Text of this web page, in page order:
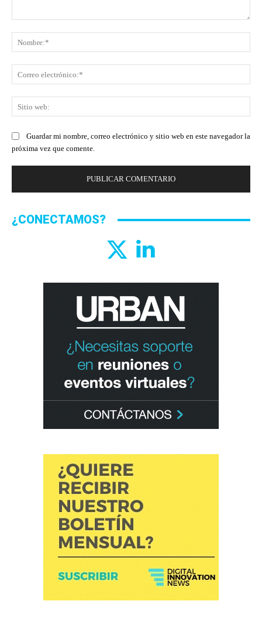
Guardar mi nombre, correo electrónico y sitio web en este navegador la
próxima vez que comente.
¿CONECTAMOS?